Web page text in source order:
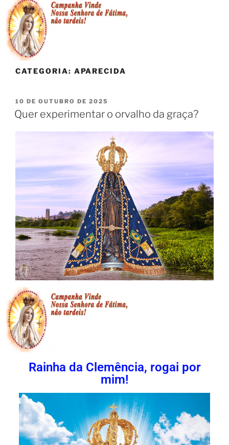
CATEGORIA: APARECIDA
10 DE OUTUBRO DE 2025
Quer experimentar o orvalho da graça?
Rainha da Clemência, rogai por
mim!